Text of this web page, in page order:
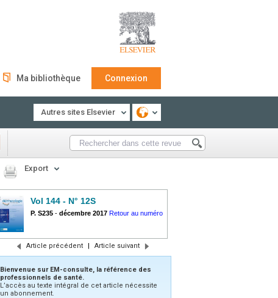
Ma bibliothèque Connexion
Autres sites Elsevier
Export
Vol 144 - N° 12S
P. S235 - décembre 2017 Retour au numéro
Article précédent | Article suivant
Bienvenue sur EM-consulte, la référence des
professionnels de santé.
L’accès au texte intégral de cet article nécessite
un abonnement.